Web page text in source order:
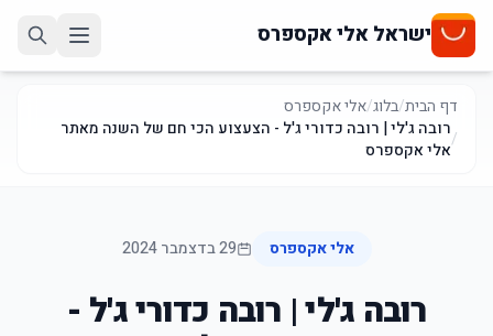
ישראל אלי אקספרס
דף הבית/בלוג/אלי אקספרס
/רובה ג'לי | רובה כדורי ג'ל - הצעצוע הכי חם של השנה מאתר
אלי אקספרס
אלי אקספרס 29 בדצמבר 2024
רובה ג'לי | רובה כדורי ג'ל -